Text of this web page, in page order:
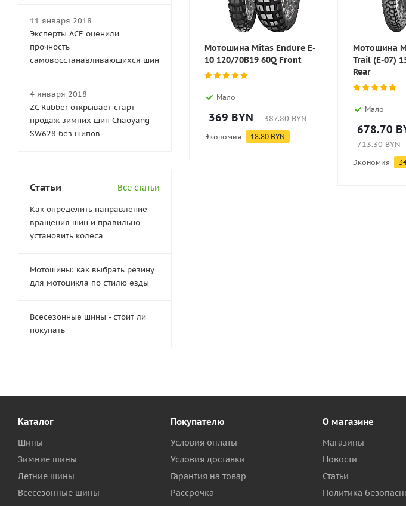
Мотошина Mitas Endure E-
10 120/70B19 60Q Front
Мало
369 BYN 387.80BYN
Экономия 18.80 BYN
Мотошина
Trail (E-07)
Rear
Мало
678.70
713.30BYN
Экономия
11 января 2018
Эксперты АСЕ оценили
прочность
самовосстанавливающихся шин
4 января 2018
ZC Rubber открывает старт
продаж зимних шин Chaoyang
SW628 без шипов
Статьи Все статьи
Как определить направление
вращения шин и правильно
установить колеса
Мотошины: как выбрать резину
для мотоцикла по стилю езды
Всесезонные шины - стоит ли
покупать
Каталог
Шины
Зимние шины
Летние шины
Всесезонные шины
Покупателю
Условия оплаты
Условия доставки
Гарантия на товар
Рассрочка
О магазине
Магазины
Новости
Статьи
Политика